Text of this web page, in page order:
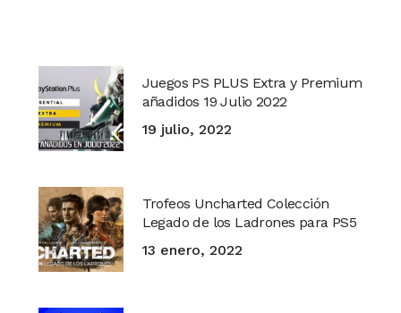
Juegos PS PLUS Extra y Premium
añadidos 19 Julio 2022
19 julio, 2022
Trofeos Uncharted Colección
Legado de los Ladrones para PS5
13 enero, 2022